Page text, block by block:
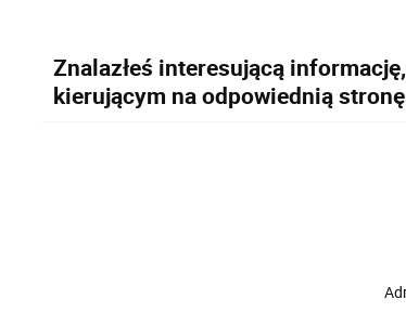
Znalazłeś interesującą
kierującym na odpowiednią